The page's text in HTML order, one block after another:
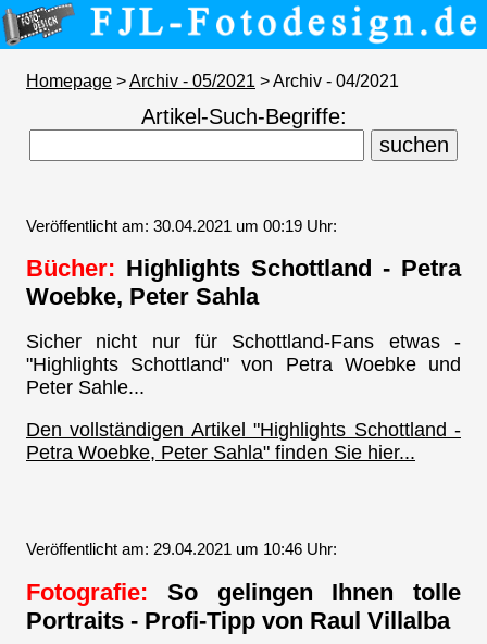
Homepage >Archiv - 05/2021 > Archiv - 04/2021
Artikel-Such-Begriffe:
Veröffentlicht am: 30.04.2021 um 00:19 Uhr:
Bücher: Highlights Schottland - Petra
Woebke, Peter Sahla
Sicher nicht nur für Schottland-Fans etwas -
"Highlights Schottland" von Petra Woebke und
Peter Sahle...
Den vollständigen Artikel "Highlights Schottland -
Petra Woebke, Peter Sahla" finden Sie hier...
Veröffentlicht am: 29.04.2021 um 10:46 Uhr:
Fotografie: So gelingen Ihnen tolle
Portraits - Profi-Tipp von Raul Villalba